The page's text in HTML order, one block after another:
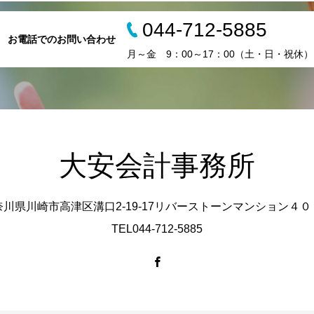
お電話でのお問い合わせ 044-712-5885
月～金 9：00～17：00（土・日・祝休）
大安会計事務所
川県川崎市高津区溝口2-19-17リバーストーンマンション４０
TEL044-712-5885